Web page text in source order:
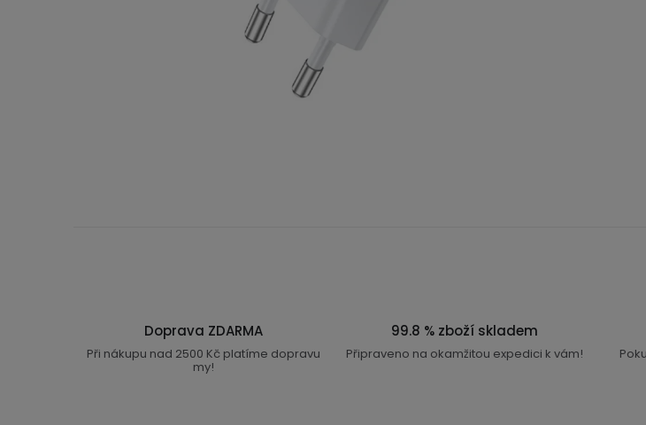
Doprava ZDARMA
Při nákupu nad 2500 Kč platíme dopravu
my!
99.8 % zboží skladem
Připraveno na okamžitou expedici k vám!